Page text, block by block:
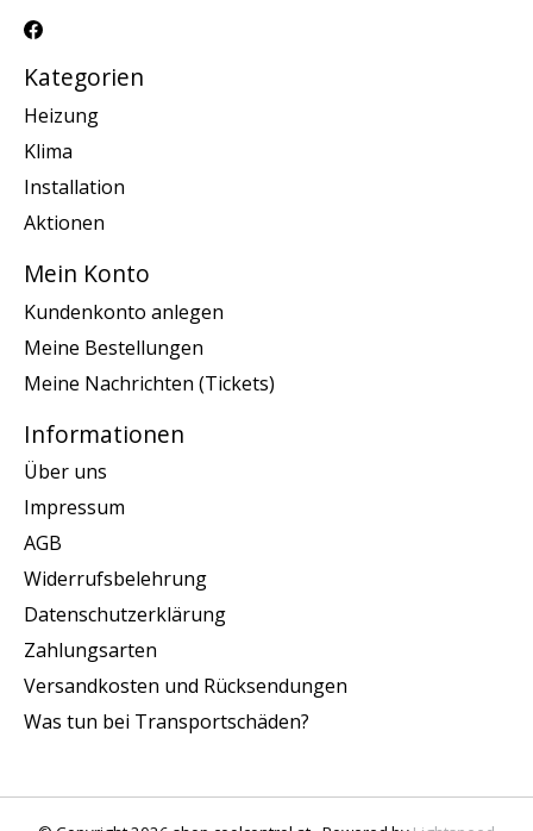
Kategorien
Heizung
Klima
Installation
Aktionen
Mein Konto
Kundenkonto anlegen
Meine Bestellungen
Meine Nachrichten (Tickets)
Informationen
Über uns
Impressum
AGB
Widerrufsbelehrung
Datenschutzerklärung
Zahlungsarten
Versandkosten und Rücksendungen
Was tun bei Transportschäden?